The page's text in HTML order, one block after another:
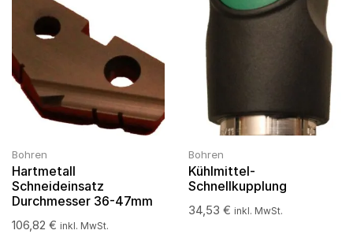
Bohren
Hartmetall
Schneideinsatz
Durchmesser 36-47mm
106,82 € inkl. MwSt.
Bohren
Kühlmittel-
Schnellkupplung
34,53 € inkl. MwSt.